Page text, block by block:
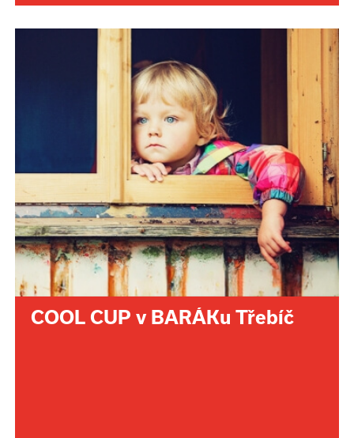
COOL CUP v BARÁKu Třebíč